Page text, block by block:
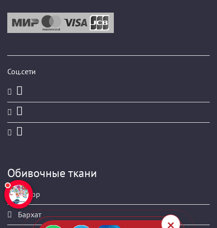
Соц.сети
Обивочные ткани
Велюр
Бархат